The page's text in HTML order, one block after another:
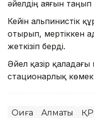
әйелдің аяғын таңып
Кейін альпинистік
отырып, мертіккен
жеткізіп берді.
Әйел қазір
стационарлық
Оқиға Алматы ҚР